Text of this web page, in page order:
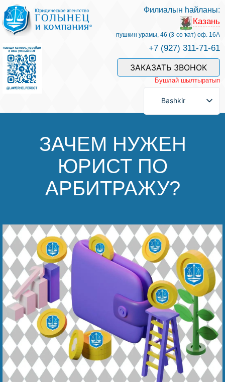
Беҙҙең белгестәр һәм хеҙмәттәр
Хеҙмәт хаҡын түләү
Һорау биреү
Файҙалы мәҡәләләр
Беҙҙең еңеү
Видео тураһында беҙ
Филиалын һайланы:
Казань
пушкин урамы, 46 (3-сө ҡат) оф. 16А
+7 (927) 311-71-61
ЗАКАЗАТЬ ЗВОНОК
Бушлай шылтыратып
Bashkir
ЗАЧЕМ НУЖЕН
ЮРИСТ ПО
АРБИТРАЖУ?